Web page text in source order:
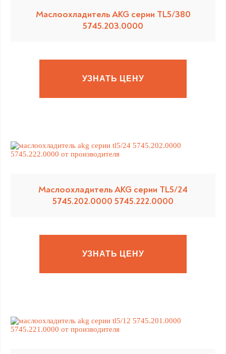
Маслоохладитель AKG серии TL5/380
5745.203.0000
УЗНАТЬ ЦЕНУ
Маслоохладитель AKG серии TL5/24
5745.202.0000 5745.222.0000
УЗНАТЬ ЦЕНУ